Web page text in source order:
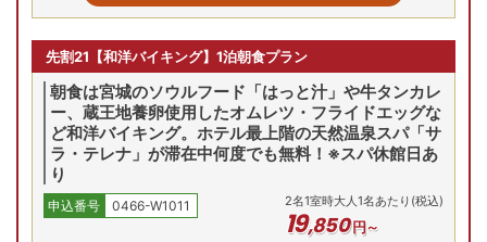
洋室
Previous
26,400 円
問合せ
26,400円
問合せ
26,400円
問合せ
先割21【和洋バイキング】1泊朝食プラン
朝食は宮城のソウルフード「はっと汁」や牛タンカレ
ー、蔵王地養卵使用したオムレツ・フライドエッグな
ど和洋バイキング。ホテル最上階の天然温泉スパ「サ
ラ・テレナ」が滞在中何度でも無料！※スパ休館日あ
り
申込番号 0466-W1011 2名1室時大人1名あたり(税込)
19,850円～